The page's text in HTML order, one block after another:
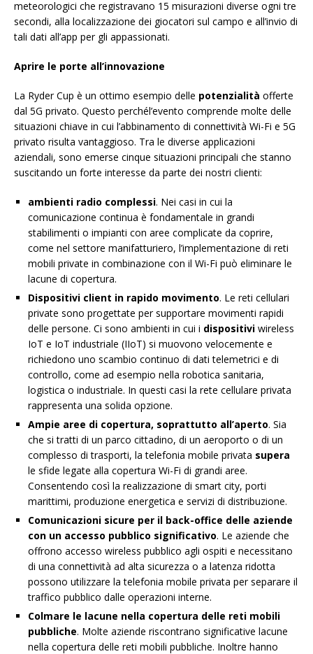
meteorologici che registravano 15 misurazioni diverse ogni tre
secondi, alla localizzazione dei giocatori sul campo e all’invio di
tali dati all’app per gli appassionati.
Aprire le porte all’innovazione
La Ryder Cup è un ottimo esempio delle potenzialità offerte
dal 5G privato. Questo perchél’evento comprende molte delle
situazioni chiave in cui l’abbinamento di connettività Wi-Fi e 5G
privato risulta vantaggioso. Tra le diverse applicazioni
aziendali, sono emerse cinque situazioni principali che stanno
suscitando un forte interesse da parte dei nostri clienti:
ambienti radio complessi. Nei casi in cui la
comunicazione continua è fondamentale in grandi
stabilimenti o impianti con aree complicate da coprire,
come nel settore manifatturiero, l’implementazione di reti
mobili private in combinazione con il Wi-Fi può eliminare le
lacune di copertura.
Dispositivi client in rapido movimento. Le reti cellulari
private sono progettate per supportare movimenti rapidi
delle persone. Ci sono ambienti in cui i dispositivi wireless
IoT e IoT industriale (IIoT) si muovono velocemente e
richiedono uno scambio continuo di dati telemetrici e di
controllo, come ad esempio nella robotica sanitaria,
logistica o industriale. In questi casi la rete cellulare privata
rappresenta una solida opzione.
Ampie aree di copertura, soprattutto all’aperto. Sia
che si tratti di un parco cittadino, di un aeroporto o di un
complesso di trasporti, la telefonia mobile privata supera
le sfide legate alla copertura Wi-Fi di grandi aree.
Consentendo così la realizzazione di smart city, porti
marittimi, produzione energetica e servizi di distribuzione.
Comunicazioni sicure per il back-office delle aziende
con un accesso pubblico significativo. Le aziende che
offrono accesso wireless pubblico agli ospiti e necessitano
di una connettività ad alta sicurezza o a latenza ridotta
possono utilizzare la telefonia mobile privata per separare il
traffico pubblico dalle operazioni interne.
Colmare le lacune nella copertura delle reti mobili
pubbliche. Molte aziende riscontrano significative lacune
nella copertura delle reti mobili pubbliche. Inoltre hanno